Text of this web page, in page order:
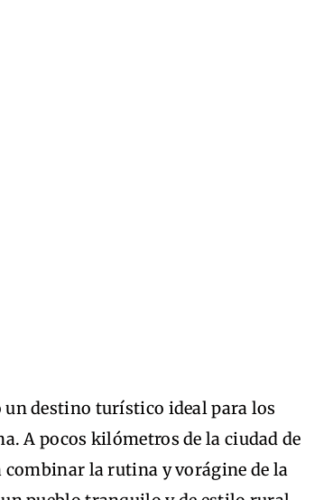
un destino turístico ideal para los
A pocos kilómetros de la ciudad de
combinar la rutina y vorágine de la